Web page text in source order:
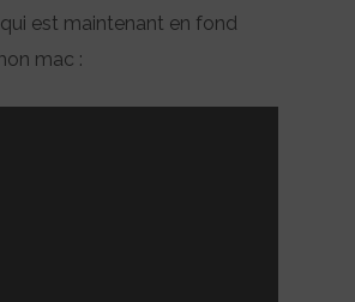
est maintenant en fond
mac :